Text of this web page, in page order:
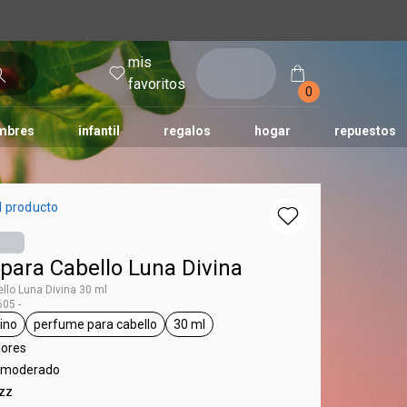
mis
favoritos
0
infantil regalos hogar repuestos
tododia una
producto
Cabello Luna Divina
Luna Divina 30 ml
-
femeninogeneral.tag perfume para cabello
perfume para cabello
general.tag 30 ml
30 ml